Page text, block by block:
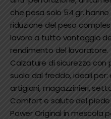
che pesa solo 54 gr.
riduzione del peso
lavoro a tutto vantaggio
rendimento del lavoratore.
Calzature di sicurezza
suola dal freddo, ideali
artigiani, magazzinieri,
Comfort e salute del
Power Original in mescola